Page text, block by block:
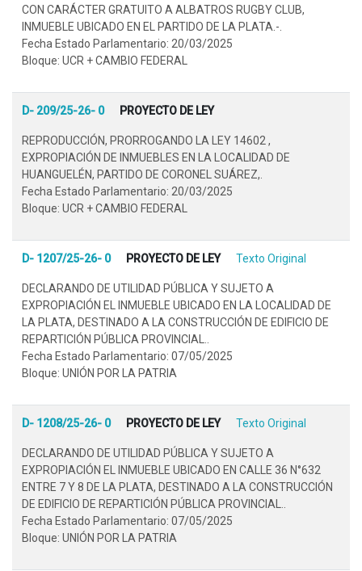
CON CARÁCTER GRATUITO A ALBATROS RUGBY CLUB,
INMUEBLE UBICADO EN EL PARTIDO DE LA PLATA.-.
Fecha Estado Parlamentario: 20/03/2025
Bloque: UCR + CAMBIO FEDERAL
D- 209/25-26- 0 PROYECTO DE LEY
REPRODUCCIÓN, PRORROGANDO LA LEY 14602 ,
EXPROPIACIÓN DE INMUEBLES EN LA LOCALIDAD DE
HUANGUELÉN, PARTIDO DE CORONEL SUÁREZ,.
Fecha Estado Parlamentario: 20/03/2025
Bloque: UCR + CAMBIO FEDERAL
D- 1207/25-26- 0 PROYECTO DE LEY Texto Original
DECLARANDO DE UTILIDAD PÚBLICA Y SUJETO A
EXPROPIACIÓN EL INMUEBLE UBICADO EN LA LOCALIDAD DE
LA PLATA, DESTINADO A LA CONSTRUCCIÓN DE EDIFICIO DE
REPARTICIÓN PÚBLICA PROVINCIAL..
Fecha Estado Parlamentario: 07/05/2025
Bloque: UNIÓN POR LA PATRIA
D- 1208/25-26- 0 PROYECTO DE LEY Texto Original
DECLARANDO DE UTILIDAD PÚBLICA Y SUJETO A
EXPROPIACIÓN EL INMUEBLE UBICADO EN CALLE 36 N°632
ENTRE 7 Y 8 DE LA PLATA, DESTINADO A LA CONSTRUCCIÓN
DE EDIFICIO DE REPARTICIÓN PÚBLICA PROVINCIAL..
Fecha Estado Parlamentario: 07/05/2025
Bloque: UNIÓN POR LA PATRIA